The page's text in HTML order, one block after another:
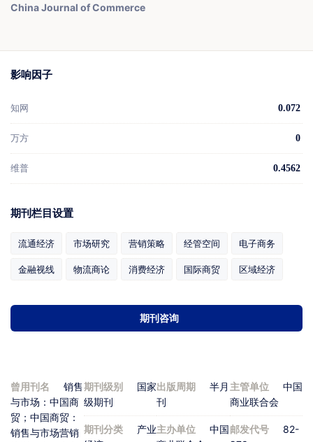
China Journal of Commerce
影响因子
知网 0.072
万方 0
维普 0.4562
期刊栏目设置
流通经济 市场研究 营销策略 经管空间 电子商务
金融视线 物流商论 消费经济 国际商贸 区域经济
期刊咨询
曾用刊名
销售
与市场：中国商
贸；中国商贸：
销售与市场营销
期刊级别
国家
级期刊
出版周期
半月
刊
主管单位
中国
商业联合会
期刊分类
产业主办单位
中国邮发代号
82-